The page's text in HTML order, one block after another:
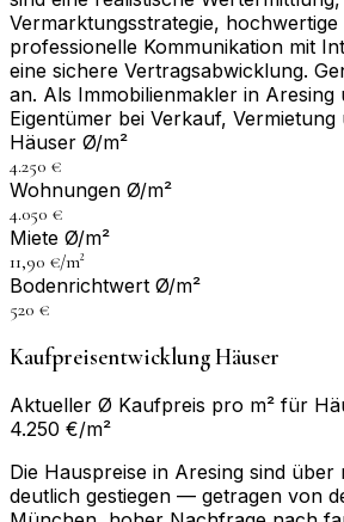
Vermarktungsstrategie,
professionelle Kommunikation mit
eine sichere Vertragsabwicklung.
an. Als Immobilienmakler in
Eigentümer bei Verkauf, Vermietung
Häuser Ø/m²
4.250 €
Wohnungen Ø/m²
4.050 €
Miete Ø/m²
11,90 €/m²
Bodenrichtwert Ø/m²
520 €
Kaufpreisentwicklung Häuser
Aktueller Ø Kaufpreis pro m² für
4.250 €/m²
Die Hauspreise in Aresing sind
deutlich gestiegen — getragen von